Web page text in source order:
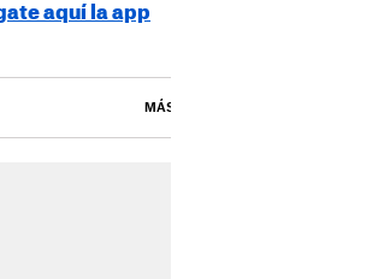
aquí la app
MÁS